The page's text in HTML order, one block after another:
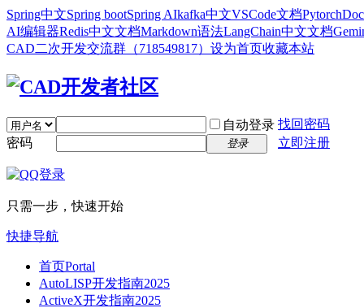
Spring中文Spring bootSpring AIkafka中文VSCode文档Pytorch
AI编辑器Redis中文文档Markdown语法LangChain中文文档
CAD二次开发交流群（718549817） 设为首页收藏本站
自动登录 找回密码
密码
登录 立即注册
只需一步，快速开始
快捷导航
首页Portal
AutoLISP开发指南2025
ActiveX开发指南2025